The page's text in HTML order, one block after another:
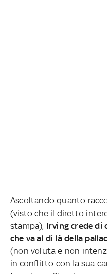
Ascoltando quanto
(visto che il diretto
stampa), Irving crede di
che va al di là della
(non voluta e non
in conflitto con la sua